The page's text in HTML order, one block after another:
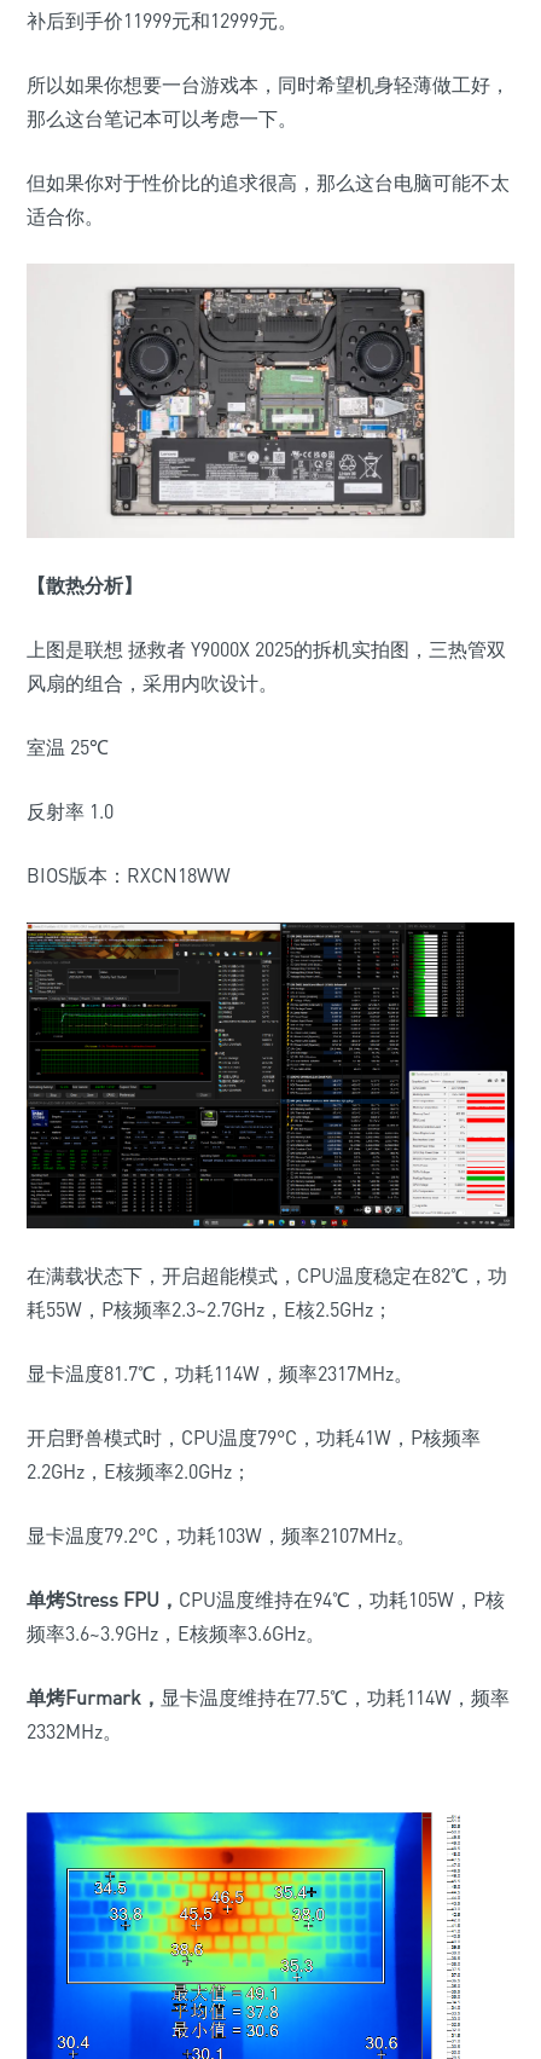
补后到手价11999元和12999元。
所以如果你想要一台游戏本，同时希望机身轻薄做工好 ，
那么这台笔记本可以考虑一下。
但如果你对于性价比的追求很高，那么这台电脑可能不太
适合你。
【散热分析】
上图是联想 拯救者 Y9000X 2025的拆机实拍图，三热管双
风扇的组合，采用内吹设计。
室温 25℃
反射率 1.0
BIOS版本： RXCN18WW
在满载状态下，开启超能模式 ， CPU温度稳定在82℃，功
耗55W ， P核频率2.3~2.7GHz ， E核2.5GHz ；
显卡温度81.7℃，功耗114W ，频率2317MHz。
开启野兽模式时， CPU温度79°C ，功耗41W ， P核频率
2.2GHz ， E核频率2.0GHz ；
显卡温度79.2°C ，功耗103W ，频率2107MHz。
单烤Stress FPU ， CPU温度维持在94℃，功耗105W ， P核
频率3.6~3.9GHz ， E核频率3.6GHz。
单烤Furmark ， 显卡温度维持在77.5℃，功耗114W ，频率
2332MHz。